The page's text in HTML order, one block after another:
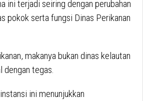
ini terjadi seiring dengan perubahan
pokok serta fungsi Dinas Perikanan
makanya bukan dinas kelautan
dengan tegas.
ini menunjukkan